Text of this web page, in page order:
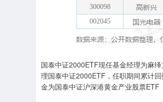
国泰中证2000ETF现任基金经理为麻
理国泰中证2000ETF，任职期间累计
金为国泰中证沪深港黄金产业股票ETF